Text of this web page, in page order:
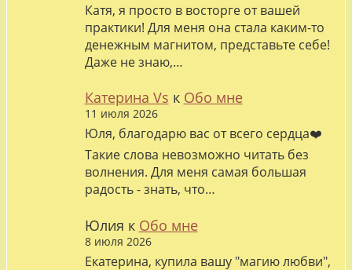
Катя, я просто в восторге от вашей
практики! Для меня она стала каким-то
денежным магнитом, представьте себе!
Даже не знаю,…
Катерина Vs к Обо мне
11 июля 2026
Юля, благодарю вас от всего сердца❤️
Такие слова невозможно читать без
волнения. Для меня самая большая
радость - знать, что…
Юлия к Обо мне
8 июля 2026
Екатерина, купила вашу "магию любви",